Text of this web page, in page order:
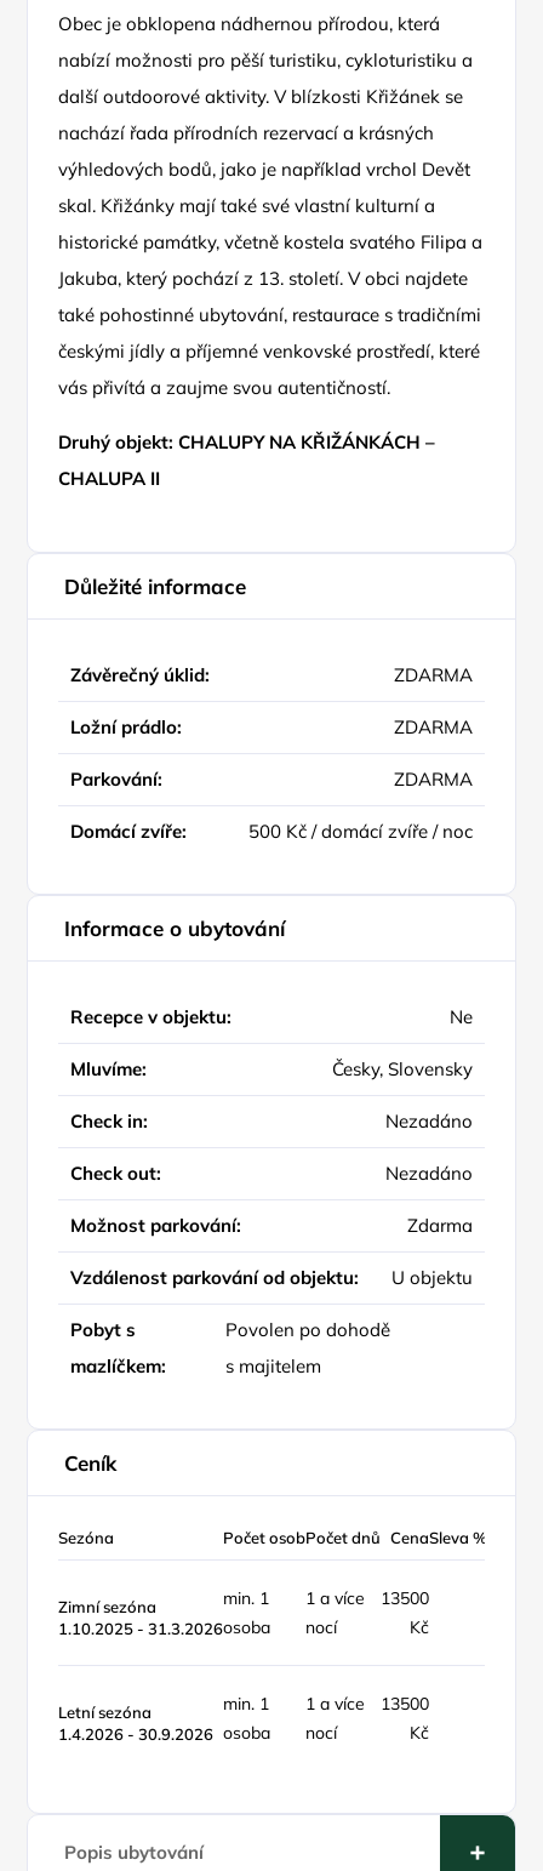
Obec je obklopena nádhernou přírodou, která
nabízí možnosti pro pěší turistiku, cykloturistiku a
další outdoorové aktivity. V blízkosti Křižánek se
nachází řada přírodních rezervací a krásných
výhledových bodů, jako je například vrchol Devět
skal. Křižánky mají také své vlastní kulturní a
historické památky, včetně kostela svatého Filipa a
Jakuba, který pochází z 13. století. V obci najdete
také pohostinné ubytování, restaurace s tradičními
českými jídly a příjemné venkovské prostředí, které
vás přivítá a zaujme svou autentičností.
Druhý objekt:CHALUPY NA KŘIŽÁNKÁCH –
CHALUPA II
Důležité informace
Závěrečný úklid: ZDARMA
Ložní prádlo: ZDARMA
Parkování: ZDARMA
Domácí zvíře: 500 Kč / domácí zvíře / noc
Informace o ubytování
Recepce v objektu: Ne
Mluvíme: Česky, Slovensky
Check in: Nezadáno
Check out: Nezadáno
Možnost parkování: Zdarma
Vzdálenost parkování od objektu: U objektu
Pobyt s
mazlíčkem:
Povolen po dohodě
s majitelem
Ceník
Sezóna Počet osobPočet dnů CenaSleva %
Zimní sezóna
1.10.2025 - 31.3.2026
min. 1
osoba
1 a více
nocí
13500
Kč
Letní sezóna
1.4.2026 - 30.9.2026
min. 1
osoba
1 a více
nocí
13500
Kč
Popis ubytování